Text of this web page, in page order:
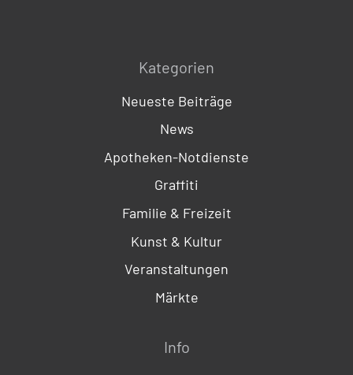
Kategorien
Neueste Beiträge
News
Apotheken-Notdienste
Graffiti
Familie & Freizeit
Kunst & Kultur
Veranstaltungen
Märkte
Info